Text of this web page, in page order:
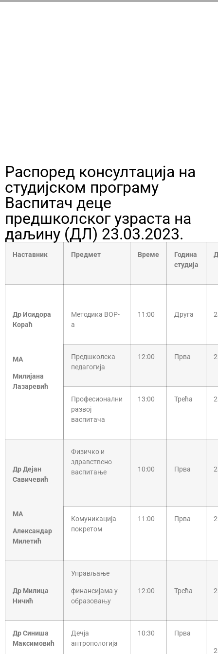
Распоред консултација на
студијском програму
Васпитач деце
предшколског узраста на
даљину (ДЛ) 23.03.2023.
Наставник Предмет Време
Година
студија
Др Исидора
Кораћ
МА
Милијана
Лазаревић
Методика ВОР-
а
11:00 Друга
Предшколска
педагогија
12:00 Прва
Професионални
развој
васпитача
13:00 Трећа
Др Дејан
Савичевић
МА
Александар
Милетић
Физичко и
здравствено
васпитање
10:00 Прва
Комуникација
покретом
11:00 Прва
Др Милица
Ничић
Управљање
финансијама у
образовању
12:00 Трећа
Др Синиша
Максимовић
Дечја
антропологија
10:30 Прва